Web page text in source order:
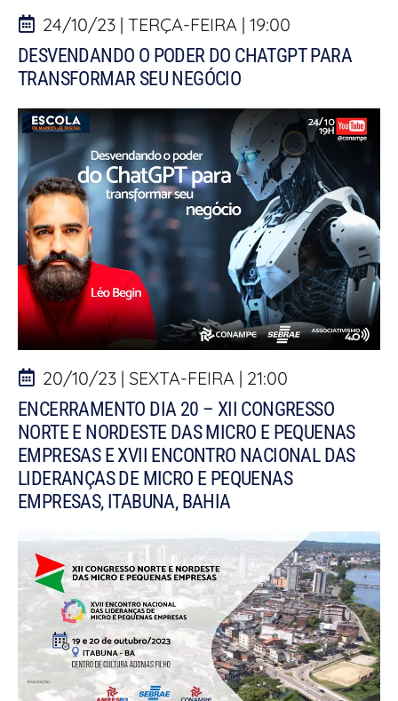
24/10/23 | TERÇA-FEIRA | 19:00
DESVENDANDO O PODER DO CHATGPT PARA
TRANSFORMAR SEU NEGÓCIO
20/10/23 | SEXTA-FEIRA | 21:00
ENCERRAMENTO DIA 20 – XII CONGRESSO
NORTE E NORDESTE DAS MICRO E PEQUENAS
EMPRESAS E XVII ENCONTRO NACIONAL DAS
LIDERANÇAS DE MICRO E PEQUENAS
EMPRESAS, ITABUNA, BAHIA